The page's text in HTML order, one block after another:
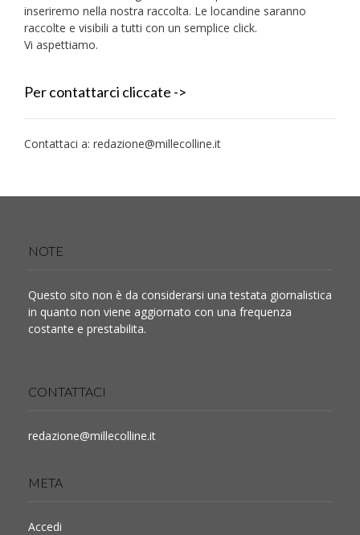
inseriremo nella nostra raccolta. Le locandine saranno
raccolte e visibili a tutti con un semplice click.
Vi aspettiamo.
Per contattarci cliccate ->
Contattaci a: redazione@millecolline.it
NOTE
Questo sito non è da considerarsi una testata giornalistica
in quanto non viene aggiornato con una frequenza
costante e prestabilita.
CONTATTACI
redazione@millecolline.it
META
Accedi